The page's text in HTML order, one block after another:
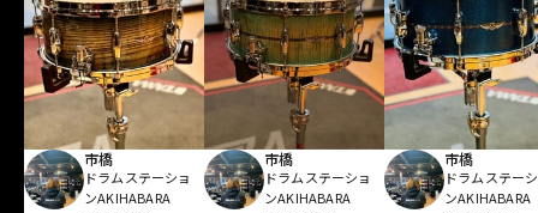
市橋
ドラムステーショ
ンAKIHABARA
市橋
ドラムステーショ
ンAKIHABARA
市橋
ドラムステー
ンAKIHABARA